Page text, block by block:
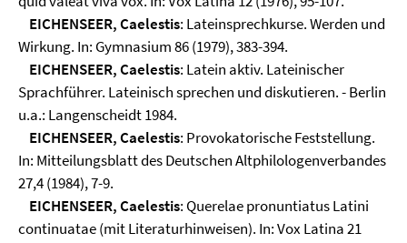
EICHENSEER, Caelestis: Lateinsprechkurse. Werden und
Wirkung. In: Gymnasium 86 (1979), 383-394.
EICHENSEER, Caelestis: Latein aktiv. Lateinischer
Sprachführer. Lateinisch sprechen und diskutieren. - Berlin
u.a.: Langenscheidt 1984.
EICHENSEER, Caelestis: Provokatorische Feststellung.
In: Mitteilungsblatt des Deutschen Altphilologenverbandes
27,4 (1984), 7-9.
EICHENSEER, Caelestis: Querelae pronuntiatus Latini
continuatae (mit Literaturhinweisen). In: Vox Latina 21